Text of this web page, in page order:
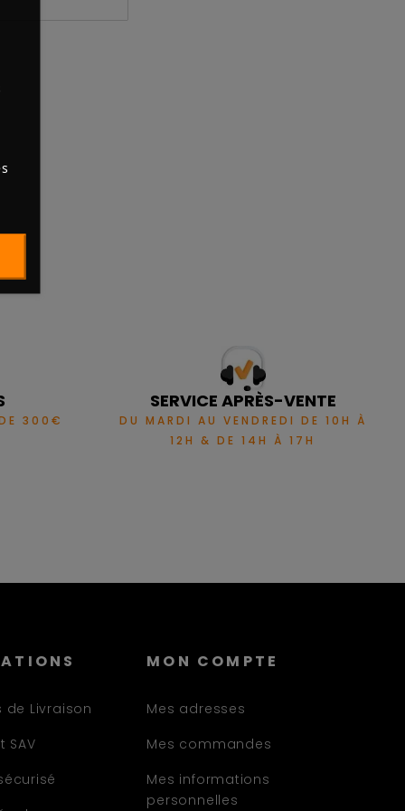
300€
SERVICE APRÈS-VENTE
DU MARDI AU VENDREDI DE 10H À
12H & DE 14H À 17H
de Livraison
SAV
MON COMPTE
Mes adresses
Mes commandes
Mes informations
personnelles